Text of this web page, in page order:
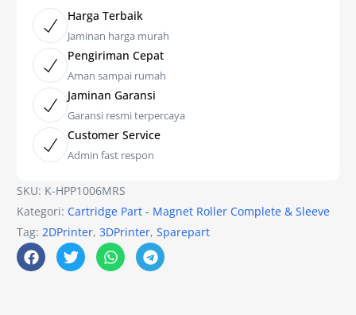
Harga Terbaik
Jaminan harga murah
Pengiriman Cepat
Aman sampai rumah
Jaminan Garansi
Garansi resmi terpercaya
Customer Service
Admin fast respon
SKU: K-HPP1006MRS
Kategori: Cartridge Part - Magnet Roller Complete & Sleeve
Tag:2DPrinter,3DPrinter,Sparepart